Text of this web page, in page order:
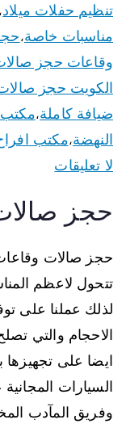
تنظيم حفلات ميلاد،
مناسبات خاصة،
وقاعات حجز
الكويت حجز
ضيافة كاملة،مكتب
النهضة،مكتب
لا تعليقات
حجز
حجز صالات
تتحول لاعظم
لذلك عملنا على
الاحجام والتي
ايضا على تجهيزها
السيارات
وفريق المآدب